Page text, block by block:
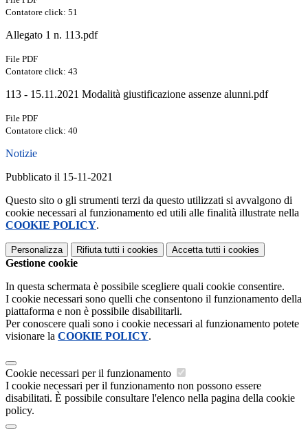
Contatore click: 51
Allegato 1 n. 113.pdf
File PDF
Contatore click: 43
113 - 15.11.2021 Modalità giustificazione assenze alunni.pdf
File PDF
Contatore click: 40
Notizie
Pubblicato il 15-11-2021
Questo sito o gli strumenti terzi da questo utilizzati si avvalgono di
cookie necessari al funzionamento ed utili alle finalità illustrate nella
COOKIE POLICY.
Personalizza Rifiuta tutti i cookies Accetta tutti i cookies
Gestione cookie
In questa schermata è possibile scegliere quali cookie consentire.
I cookie necessari sono quelli che consentono il funzionamento della
piattaforma e non è possibile disabilitarli.
Per conoscere quali sono i cookie necessari al funzionamento potete
visionare la COOKIE POLICY.
Cookie necessari per il funzionamento
I cookie necessari per il funzionamento non possono essere
disabilitati. È possibile consultare l'elenco nella pagina della cookie
policy.